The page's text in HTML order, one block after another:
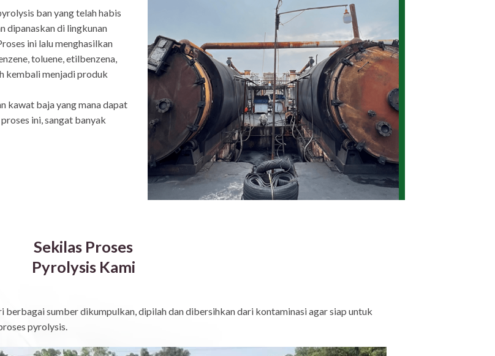
ban yang telah habis
dipanaskan di lingkunan
ini lalu menghasilkan
toluene, etilbenzena,
kembali menjadi produk
kawat baja yang mana dapat
ini, sangat banyak
Sekilas Proses
Pyrolysis Kami
berbagai sumber dikumpulkan, dipilah dan dibersihkan dari kontaminasi agar siap untuk
pyrolysis.